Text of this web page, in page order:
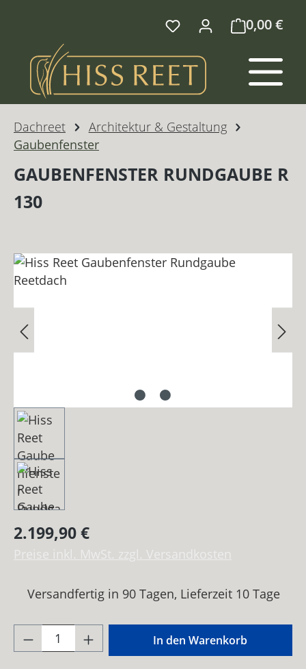
0,00 €
Dachreet
Architektur & Gestaltung
Gaubenfenster
GAUBENFENSTER RUNDGAUBE R
130
Bildergalerie überspringen
Regulärer Preis:
2.199,90 €
Preise inkl. MwSt. zzgl. Versandkosten
Versandfertig in 90 Tagen, Lieferzeit 10 Tage
Produkt Anzahl: Gib den gewünschten
In den Warenkorb